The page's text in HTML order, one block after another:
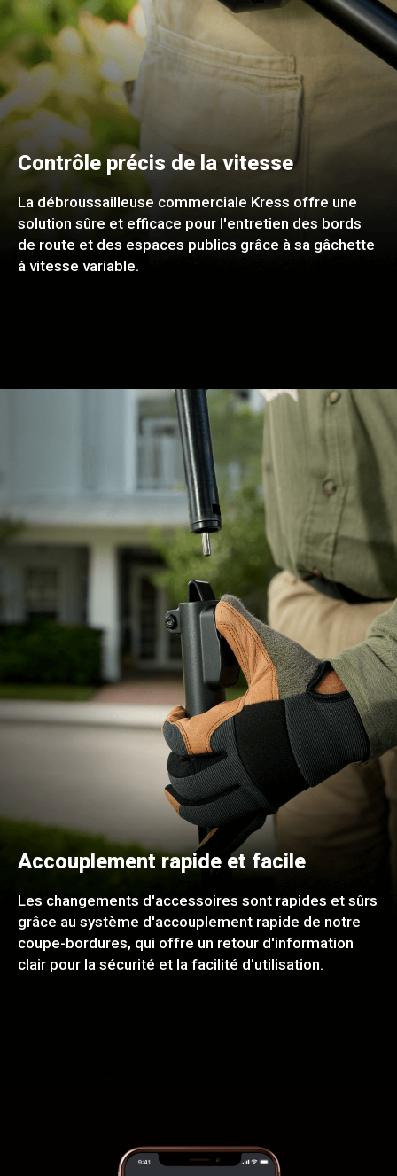
Contrôle précis de la vitesse
La débroussailleuse commerciale Kress offre une
solution sûre et efficace pour l'entretien des bords
de route et des espaces publics grâce à sa gâchette
à vitesse variable.
Accouplement rapide et facile
Les changements d'accessoires sont rapides et sûrs
grâce au système d'accouplement rapide de notre
coupe-bordures, qui offre un retour d'information
clair pour la sécurité et la facilité d'utilisation.